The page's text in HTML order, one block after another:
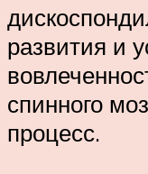
развития и
спинного
процесс.